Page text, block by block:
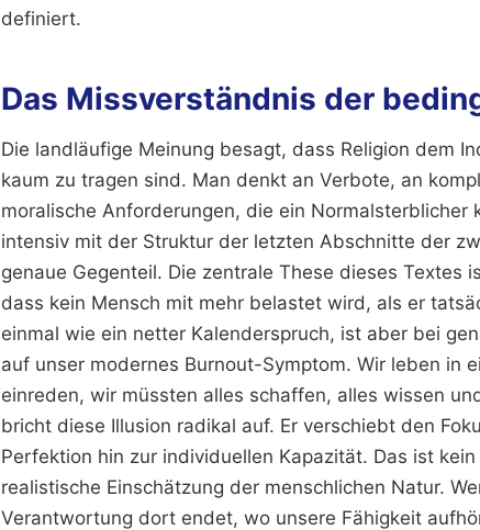
definiert.
Das Missverständnis der
Die landläufige Meinung besagt, dass Religion dem
kaum zu tragen sind. Man denkt an Verbote, an
moralische Anforderungen, die ein Normalsterblicher
intensiv mit der Struktur der letzten Abschnitte der
genaue Gegenteil. Die zentrale These dieses Textes
dass kein Mensch mit mehr belastet wird, als er
einmal wie ein netter Kalenderspruch, ist aber bei
auf unser modernes Burnout-Symptom. Wir leben in
einreden, wir müssten alles schaffen, alles wissen
bricht diese Illusion radikal auf. Er verschiebt den
Perfektion hin zur individuellen Kapazität. Das ist
realistische Einschätzung der menschlichen Natur.
Verantwortung dort endet, wo unsere Fähigkeit